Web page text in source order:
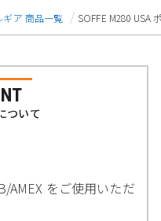
ギア 商品一覧 SOFFE M280 USA
ついて
AMEX をご使用いただ